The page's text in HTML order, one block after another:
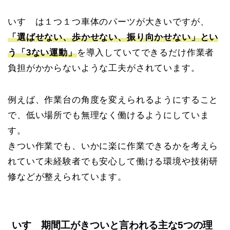
いすゞは１つ１つ車体のパーツが大きいですが、
「選ばせない、歩かせない、振り向かせない」とい
う「3ない運動」を導入していてできるだけ作業者
負担がかからないような工夫がされています。
例えば、作業台の角度を変えられるようにすること
で、低い場所でも無理なく働けるようにしていま
す。
きつい作業でも、いかに楽に作業できるかを考えら
れていて未経験者でも安心して働ける環境や技術研
修などが整えられています。
いすゞ期間工がきついと言われる主な5つの理